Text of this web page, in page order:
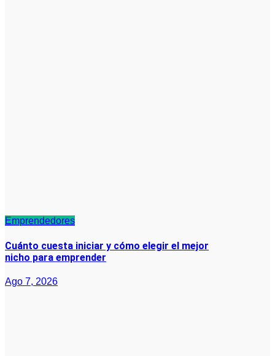
Emprendedores
Cuánto cuesta iniciar y cómo elegir el mejor
nicho para emprender
Ago 7, 2026